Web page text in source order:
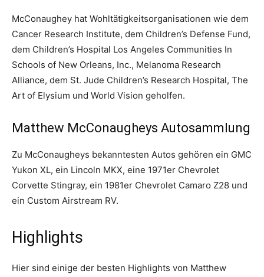
McConaughey hat Wohltätigkeitsorganisationen wie dem
Cancer Research Institute, dem Children’s Defense Fund,
dem Children’s Hospital Los Angeles Communities In
Schools of New Orleans, Inc., Melanoma Research
Alliance, dem St. Jude Children’s Research Hospital, The
Art of Elysium und World Vision geholfen.
Matthew McConaugheys Autosammlung
Zu McConaugheys bekanntesten Autos gehören ein GMC
Yukon XL, ein Lincoln MKX, eine 1971er Chevrolet
Corvette Stingray, ein 1981er Chevrolet Camaro Z28 und
ein Custom Airstream RV.
Highlights
Hier sind einige der besten Highlights von Matthew